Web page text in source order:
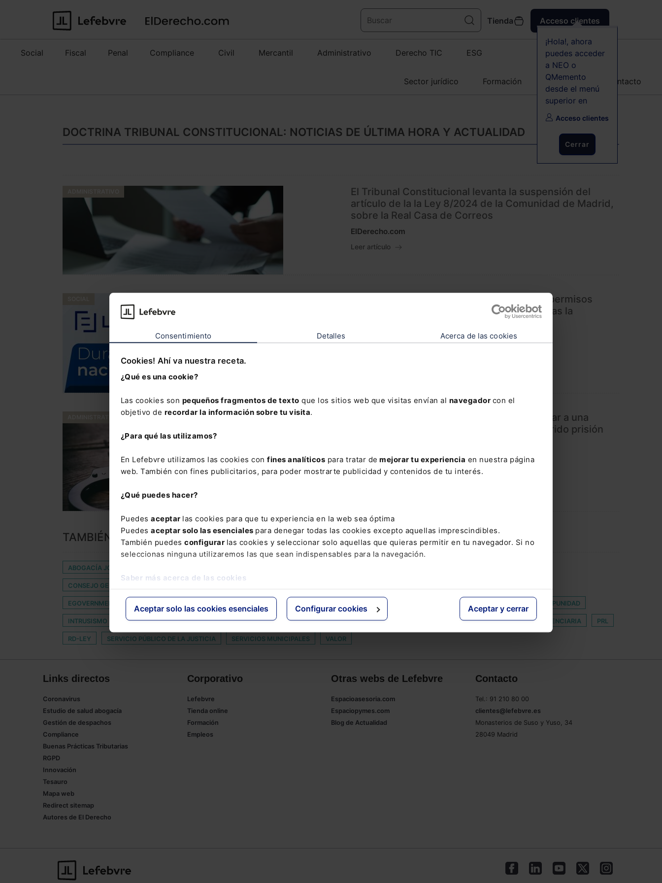
Consentimiento Detalles Acerca de las cookies
Cookies! Ahí va nuestra receta.
¿Qué es una cookie?
Las cookies son pequeños fragmentos de texto que los sitios web que visitas envían al navegador con el
objetivo de recordar la información sobre tu visita.
¿Para qué las utilizamos?
En Lefebvre utilizamos las cookies con fines analíticos para tratar de mejorar tu experiencia en nuestra página
web. También con fines publicitarios, para poder mostrarte publicidad y contenidos de tu interés.
¿Qué puedes hacer?
Puedes aceptar las cookies para que tu experiencia en la web sea óptima
Puedes aceptar solo las esenciales para denegar todas las cookies excepto aquellas imprescindibles.
También puedes configurar las cookies y seleccionar solo aquellas que quieras permitir en tu navegador. Si no
seleccionas ninguna utilizaremos las que sean indispensables para la navegación.
Saber más acerca de las cookies
Aceptar solo las cookies esenciales Configurar cookies Aceptar y cerrar
Tienda Acceso clientes
¡Hola!, ahora
puedes acceder
a NEO o
QMemento
desde el menú
superior en
Acceso clientes
Cerrar
Social Fiscal Penal Compliance Civil Mercantil Administrativo Derecho TIC ESG
Sector jurídico Formación Agenda Contacto
DOCTRINA TRIBUNAL CONSTITUCIONAL: NOTICIAS DE ÚLTIMA HORA Y ACTUALIDAD
El Tribunal Constitucional levanta la suspensión del
artículo de la la Ley 8/2024 de la Comunidad de Madrid,
sobre la Real Casa de Correos
ElDerecho.com
Leer artículo
Novedades y supuestos de ampliación en permisos
laborales de las familias monoparentales tras la
sentencia del Tribunal Constitucional
El TS establece que toda absolución da lugar a una
indemnización al perjudicado que haya sufrido prisión
ElDerecho.com
Leer artículo
TAMBIÉN TE PUEDE INTERESAR
ABOGACÍA JOVEN
CONSEJO GENERAL DEL PODER JUDICIAL
EGOVERNMENT BENCHMARK 2021 ESTETICA FISCALIDAD EMPRESARIAL GOOGLE MAPS IMPUNIDAD
INTRUSISMO LESIONES LEY DE LA VIVIENDA LEY SOCIEDADES DE CAPITAL LJV MARCA NOTORIA NOTICIA POBLACIÓN PENITENCIARIA PRL
RD-LEY SERVICIO PÚBLICO DE LA JUSTICIA SERVICIOS MUNICIPALES VALOR
Links directos
Coronavirus
Estudio de salud abogacía
Gestión de despachos
Compliance
Buenas Prácticas Tributarias
RGPD
Innovación
Tesauro
Mapa web
Redirect sitemap
Autores de El Derecho
Corporativo
Lefebvre
Tienda online
Formación
Empleos
Otras webs de Lefebvre
Espacioasesoria.com
Espaciopymes.com
Blog de Actualidad
Contacto
Tel.: 91 210 80 00
clientes@lefebvre.es
Monasterios de Suso y Yuso, 34
28049 Madrid